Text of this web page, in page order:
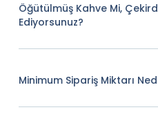
Öğütülmüş Kahve Mi,
Ediyorsunuz?
Minimum Sipariş Miktarı